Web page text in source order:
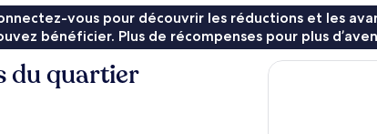
vous pour découvrir les réductions et les
bénéficier. Plus de récompenses pour plus
du quartier